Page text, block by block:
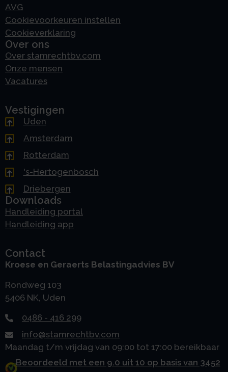
AVG
Cookievoorkeuren instellen
Cookieverklaring
Over ons
Over stamrechtbv.com
Onze mensen
Vacatures
Vestigingen
Uden
Amsterdam
Rotterdam
's-Hertogenbosch
Driebergen
Downloads
Handleiding portal
Handleiding app
Contact
Kroese en Geraerts Belastingadvies BV
Rondweg 103
5406 NK, Uden
0486 - 416 299
info@stamrechtbv.com
Maandag t/m vrijdag van 09:00 tot 17:00 bereikbaar
Beoordeeld met een 9.0 uit 10 op basis van 3452